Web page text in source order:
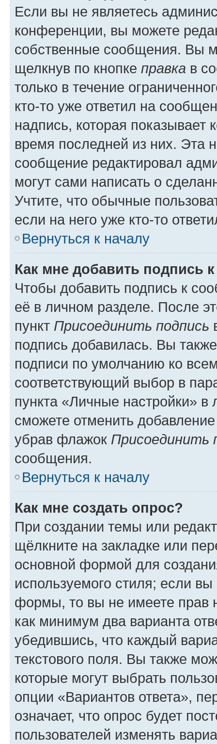
Если вы не являетесь
конференции, вы можете
собственные сообщения. Вы
щелкнув по кнопке правка в
только в течение
кто-то уже ответил на
надпись, которая показывает
время последней из них. Эта
сообщение редактировал
могут сами написать о
Учтите, что обычные
если на него уже кто-то
Вернуться к началу
Как мне добавить подпись
Чтобы добавить подпись к
её в личном разделе. После
пункт Присоединить подпись
подпись добавилась. Вы
подписи по умолчанию ко
соответствующий выбор в
пункта «Личные настройки»
сможете отменить
убрав флажок Присоединить
сообщения.
Вернуться к началу
Как мне создать опрос?
При создании темы или
щёлкните на закладке или
основной формой для
используемого стиля; если
формы, то вы не имеете прав
как минимум два варианта
убедившись, что каждый
текстового поля. Вы также
которые могут выбрать
опции «Вариантов ответа»,
означает, что опрос будет
пользователей изменять